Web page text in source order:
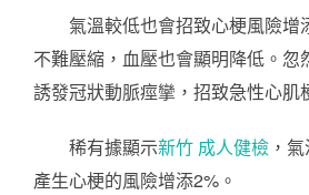
氣溫較低也會招致心梗風險增
不難壓縮，血壓也會顯明降低。忽
誘發冠狀動脈痙攣，招致急性心肌
稀有據顯示新竹 成人健檢 ，
產生心梗的風險增添2%。